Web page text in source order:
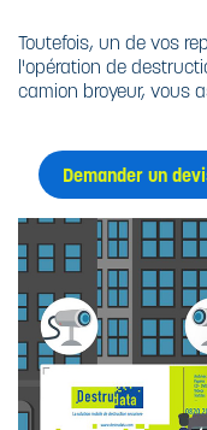
Toutefois, un de vos
l'opération de
camion broyeur, vous
Demander un